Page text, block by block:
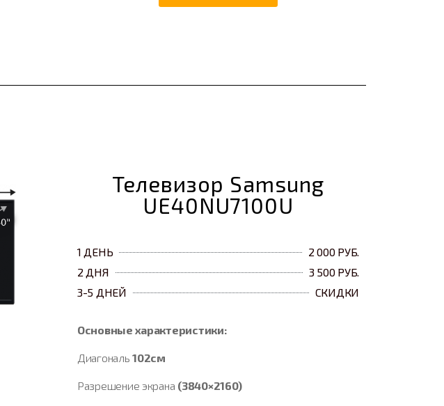
Телевизор Samsung
UE40NU7100U
1 ДЕНЬ
2 000 РУБ.
2 ДНЯ
3 500 РУБ.
3-5 ДНЕЙ
СКИДКИ
Основные характеристики:
Диагональ102см
Разрешение экрана (3840×2160)